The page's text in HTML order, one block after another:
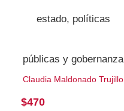
estado, políticas
públicas y gobernanza
Claudia Maldonado Trujillo
$470